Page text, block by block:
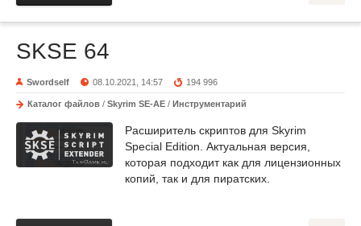
SKSE 64
Swordself 08.10.2021, 14:57 194 996
Каталог файлов / Skyrim SE-AE / Инструментарий
Расширитель скриптов для Skyrim
Special Edition. Актуальная версия,
которая подходит как для лицензионных
копий, так и для пиратских.